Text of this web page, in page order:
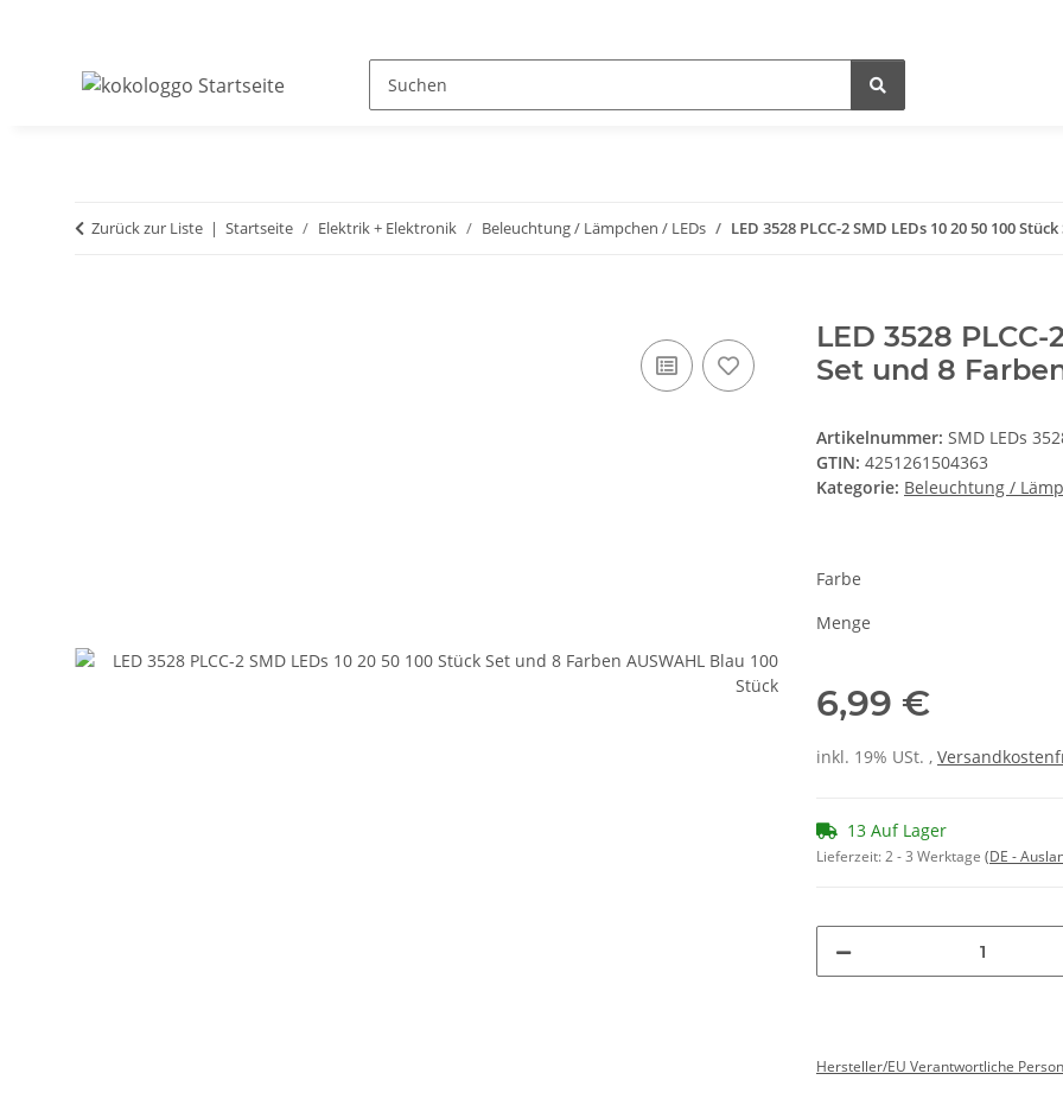
Zurück zur Liste Startseite Elektrik + Elektronik Beleuchtung / Lämpchen / LEDs LED 3528 PLCC-2 SMD LEDs 10 20 50 100
LED 3528
Set und 8
Artikelnummer: SMD LEDs
GTIN: 4251261504363
Kategorie: Beleuchtung /
Farbe
Menge
6,99 €
inkl. 19% USt. ,
13 Auf Lager
Lieferzeit:2 - 3 Werktage (DE -
Hersteller/EU Verantwortliche Person